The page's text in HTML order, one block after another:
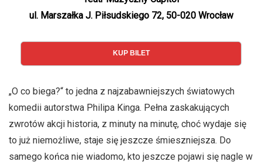
ul. Marszałka J. Piłsudskiego 72, 50-020 Wrocław
KUP BILET
„O co biega?“ to jedna z najzabawniejszych światowych
komedii autorstwa Philipa Kinga. Pełna zaskakujących
zwrotów akcji historia, z minuty na minutę, choć wydaje się
to już niemożliwe, staje się jeszcze śmieszniejsza. Do
samego końca nie wiadomo, kto jeszcze pojawi się nagle w